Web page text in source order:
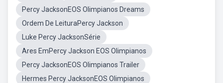
Percy JacksonEOS Olimpianos Dreams
Ordem De LeituraPercy Jackson
Luke Percy JacksonSérie
Ares EmPercy Jackson EOS Olimpianos
Percy JacksonEOS Olimpianos Trailer
Hermes Percy JacksonEOS Olimpianos